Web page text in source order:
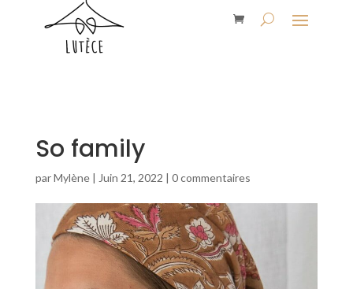
So family
parMylène| Juin 21, 2022 | 0 commentaires